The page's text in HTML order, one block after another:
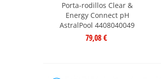
Porta-rodillos Clear &
Energy Connect pH
AstralPool 4408040049
79,08 €